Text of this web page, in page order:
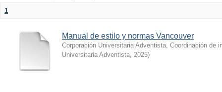
1
Manual de estilo y normas Vancouver
Corporación Universitaria Adventista, Coordinación de
Universitaria Adventista, 2025)